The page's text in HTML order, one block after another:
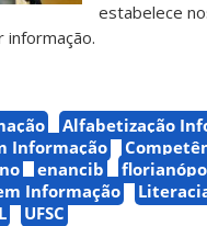
estabelece
informação.
Alfabetização
Informação
enancib
Informação
UFSC